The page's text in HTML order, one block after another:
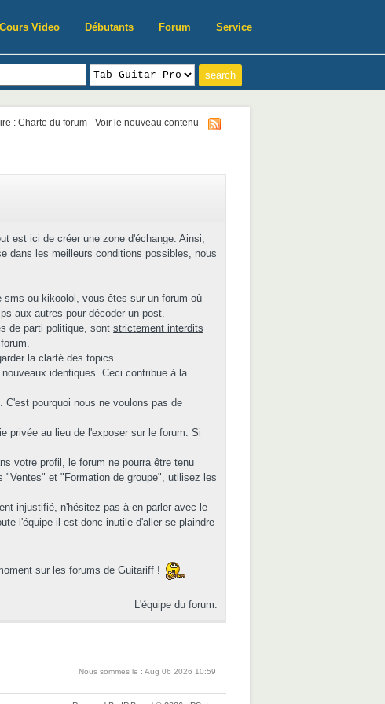
Cours Video Débutants Forum Service
: Charte du forum Voir le nouveau contenu
est ici de créer une zone d'échange. Ainsi,
dans les meilleurs conditions possibles, nous
sms ou kikoolol, vous êtes sur un forum où
aux autres pour décoder un post.
de parti politique, sont strictement interdits
la clarté des topics.
identiques. Ceci contribue à la
pourquoi nous ne voulons pas de
privée au lieu de l'exposer sur le forum. Si
votre profil, le forum ne pourra être tenu
et "Formation de groupe", utilisez les
injustifié, n'hésitez pas à en parler avec le
l'équipe il est donc inutile d'aller se plaindre
sur les forums de Guitariff !
L'équipe du forum.
Nous sommes le : Aug 06 2026 10:59